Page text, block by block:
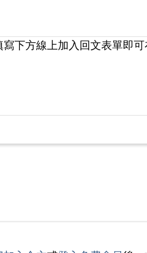
下方線上加入回文表單即